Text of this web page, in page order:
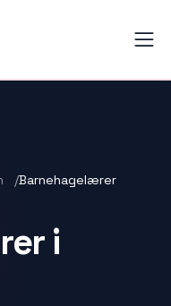
/Barnehagelærer
i